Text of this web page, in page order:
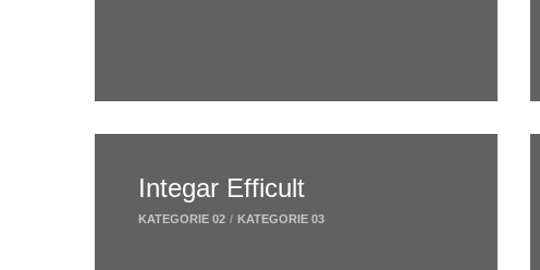
Integar Efficult
KATEGORIE 02 / KATEGORIE 03